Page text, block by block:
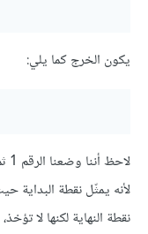
يكون الخرج كما يلي:
نقطة النهاية لكنها لا